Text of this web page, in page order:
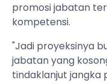
promosi jabatan
kompetensi.
"Jadi proyeksinya
jabatan yang
tindaklanjut jangka